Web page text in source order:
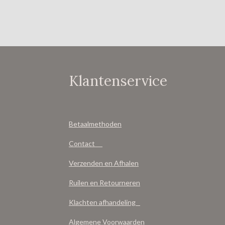
Klantenservice
Betaalmethoden
Contact
Verzenden en Afhalen
Ruilen en Retourneren
Klachten afhandeling
Algemene Voorwaarden